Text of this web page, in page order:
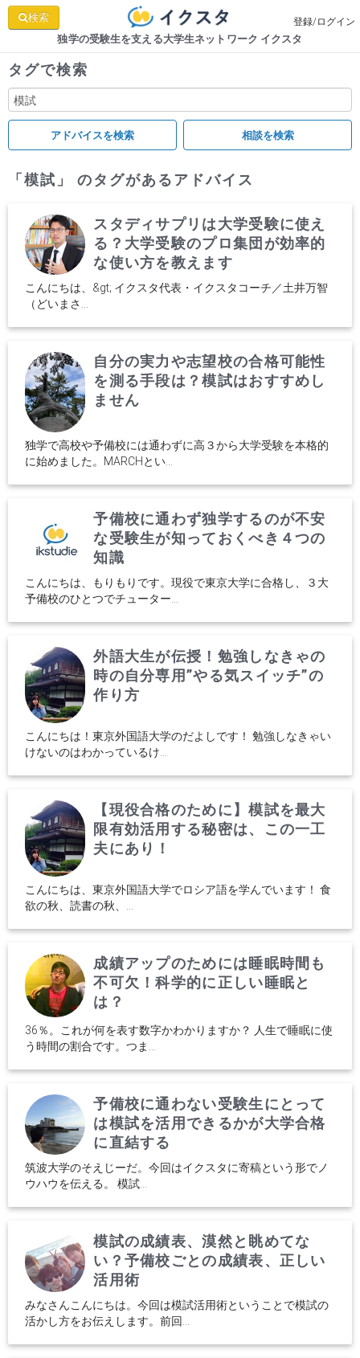
検索 登録/ログイン
独学の受験生を支える大学生ネットワーク イクスタ
タグで検索
「模試」 のタグがあるアドバイス
スタディサプリは大学受験に使え
る？大学受験のプロ集団が効率的
な使い方を教えます
こんにちは、&gt; イクスタ代表・イクスタコーチ／土井万智
（どいまさ...
自分の実力や志望校の合格可能性
を測る手段は？模試はおすすめし
ません
独学で高校や予備校には通わずに高３から大学受験を本格的
に始めました。MARCHとい...
予備校に通わず独学するのが不安
な受験生が知っておくべき４つの
知識
こんにちは、もりもりです。現役で東京大学に合格し、３大
予備校のひとつでチューター...
外語大生が伝授！勉強しなきゃの
時の自分専用”やる気スイッチ”の
作り方
こんにちは！東京外国語大学のだよしです！ 勉強しなきゃい
けないのはわかっているけ...
【現役合格のために】模試を最大
限有効活用する秘密は、この一工
夫にあり！
こんにちは、東京外国語大学でロシア語を学んでいます！ 食
欲の秋、読書の秋、...
成績アップのためには睡眠時間も
不可欠！科学的に正しい睡眠と
は？
36％。これが何を表す数字かわかりますか？ 人生で睡眠に使
う時間の割合です。つま...
予備校に通わない受験生にとって
は模試を活用できるかが大学合格
に直結する
筑波大学のそえじーだ。今回はイクスタに寄稿という形でノ
ウハウを伝える。 模試...
模試の成績表、漠然と眺めてな
い？予備校ごとの成績表、正しい
活用術
みなさんこんにちは。今回は模試活用術ということで模試の
活かし方をお伝えします。前回...